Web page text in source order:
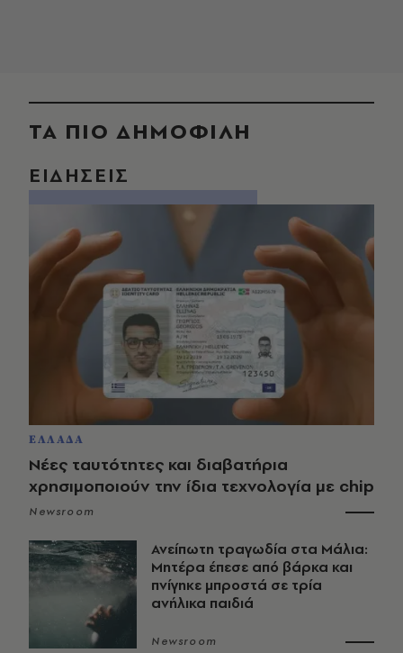
ΤΑ ΠΙΟ ΔΗΜΟΦΙΛΗ
ΕΙΔΗΣΕΙΣ
ΕΛΛΑΔΑ
Νέες ταυτότητες και διαβατήρια
χρησιμοποιούν την ίδια τεχνολογία με chip
Newsroom
Ανείπωτη τραγωδία στα Μάλια:
Μητέρα έπεσε από βάρκα και
πνίγηκε μπροστά σε τρία
ανήλικα παιδιά
Newsroom